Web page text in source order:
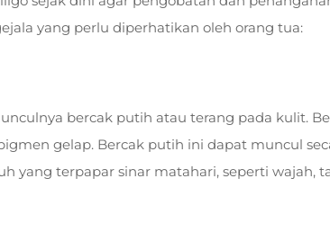
yang perlu diperhatikan oleh orang tua:
bercak putih atau terang pada kulit.
gelap. Bercak putih ini dapat muncul
yang terpapar sinar matahari, seperti wajah,